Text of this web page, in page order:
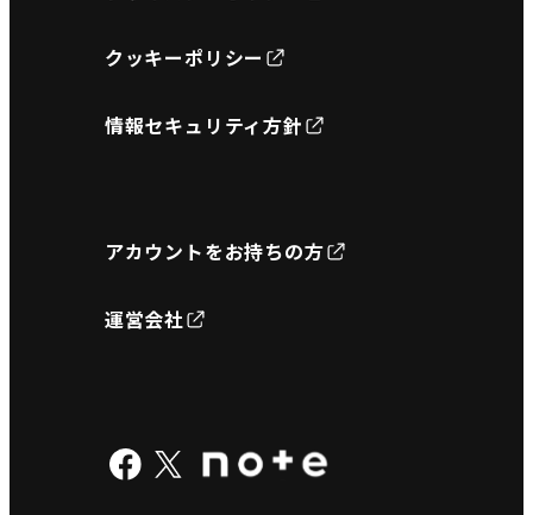
クッキーポリシー
情報セキュリティ方針
アカウントをお持ちの方
運営会社